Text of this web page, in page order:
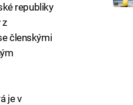
republiky
z
členskými
je v